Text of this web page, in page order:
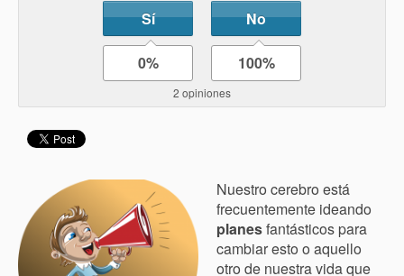
Sí No
0% 100%
2 opiniones
Nuestro cerebro está
frecuentemente ideando
planesfantásticos para
cambiar esto o aquello
otro de nuestra vida que